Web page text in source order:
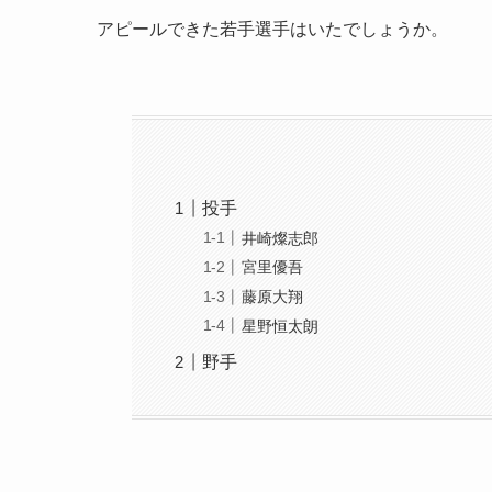
アピールできた若手選手はいたでしょうか。
投手
井崎燦志郎
宮里優吾
藤原大翔
星野恒太朗
野手